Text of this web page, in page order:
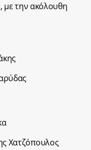
με την ακόλουθη
Χατζόπουλος